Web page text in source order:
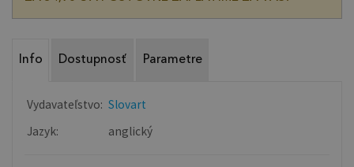
Info Dostupnosť Parametre
Vydavateľstvo: Slovart
Jazyk:
anglický